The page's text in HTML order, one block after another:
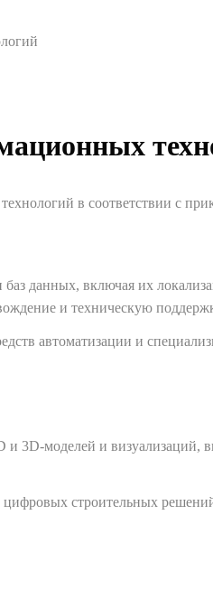
в соответствии с
данных, включая их
и техническую
автоматизации и
и 3D-моделей и
строительных